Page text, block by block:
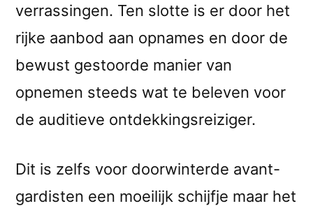
verrassingen. Ten slotte is er door het
rijke aanbod aan opnames en door de
bewust gestoorde manier van
opnemen steeds wat te beleven voor
de auditieve ontdekkingsreiziger.
Dit is zelfs voor doorwinterde avant-
gardisten een moeilijk schijfje maar het